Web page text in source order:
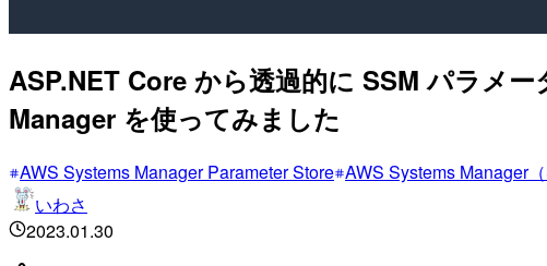
ASP.​NET Core から透過的に SSM パラメ
Manager を使ってみました
AWS Systems Manager Parameter Store AWS Systems Manager（
いわさ
2023.01.30